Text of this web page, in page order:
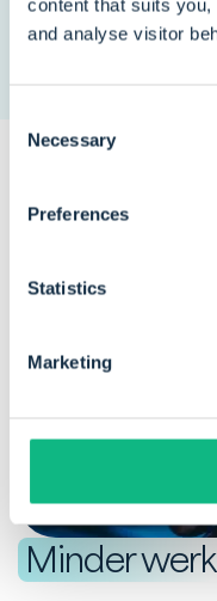
content that suits
and analyse visitor
Selection
Necessary
Preferences
Statistics
Marketing
Minder werk